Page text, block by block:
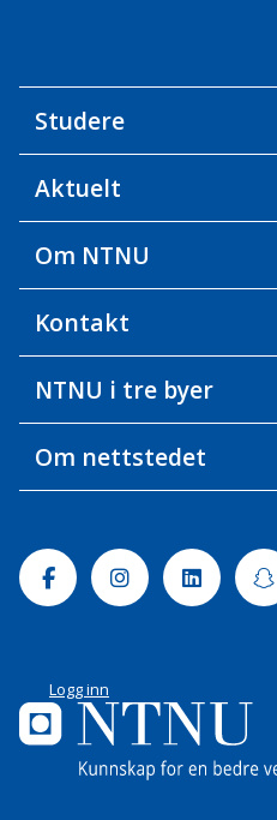
Studere
Aktuelt
Om NTNU
Kontakt
NTNU i tre byer
Om nettstedet
FacebookInstagramLinkedin
Logg inn